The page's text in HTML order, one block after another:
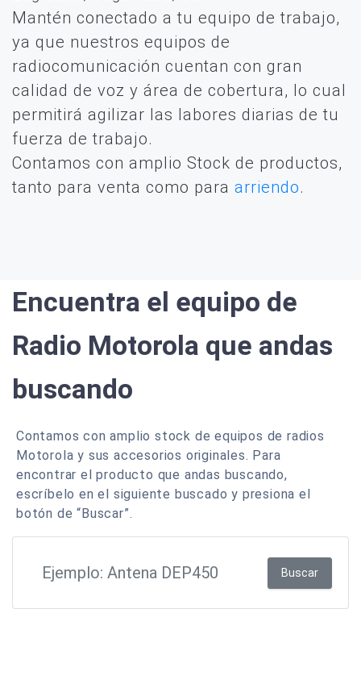
Mantén conectado a tu equipo de trabajo,
ya que nuestros equipos de
radiocomunicación cuentan con gran
calidad de voz y área de cobertura, lo cual
permitirá agilizar las labores diarias de tu
fuerza de trabajo.
Contamos con amplio Stock de productos,
tanto para venta como para arriendo.
Encuentra el equipo de
Radio Motorola que andas
buscando
Contamos con amplio stock de equipos de radios
Motorola y sus accesorios originales. Para
encontrar el producto que andas buscando,
escríbelo en el siguiente buscado y presiona el
botón de “Buscar”.
Buscar